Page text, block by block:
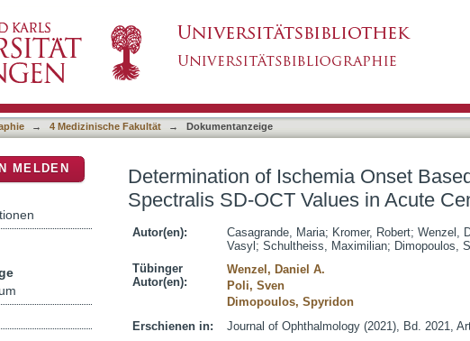
of Ischemia Onset Based on Automatically
Retinal Artery Occlusion
→ 4 Medizinische Fakultät → Dokumentanzeige
Determination of Ischemia Onset
Spectralis SD-OCT Values in Acute
Autor(en): Casagrande, Maria; Kromer, Robert; Wenzel,
Vasyl ; Schultheiss, Maximilian; Dimopoulos,
Tübinger
Autor(en):
Wenzel, Daniel A.
Poli, Sven
Dimopoulos, Spyridon
Erschienen in:
Journal of Ophthalmology (2021), Bd. 2021,
MELDEN